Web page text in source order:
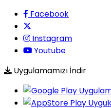
Facebook
Instagram
Youtube
Uygulamamızı İndir